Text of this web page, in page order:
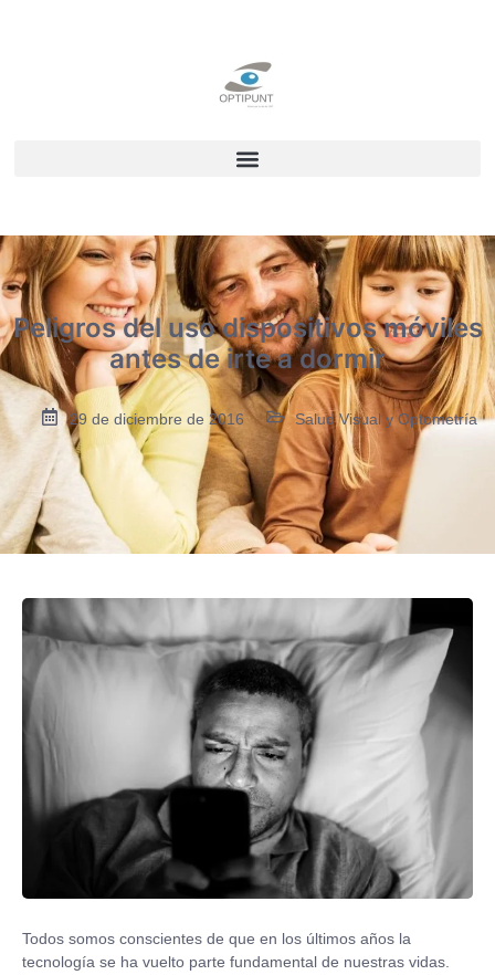
Peligros del uso dispositivos móviles
antes de irte a dormir
29 de diciembre de 2016 Salud Visual y Optometría
Todos somos conscientes de que en los últimos años la
tecnología se ha vuelto parte fundamental de nuestras vidas.